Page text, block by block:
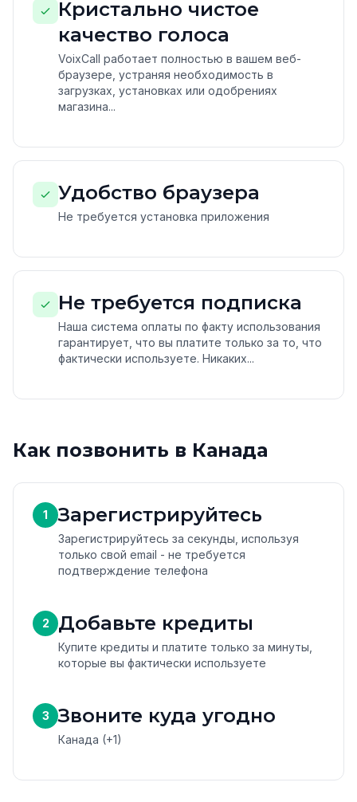
Кристально чистое
качество голоса
VoixCall работает полностью в вашем веб-
браузере, устраняя необходимость в
загрузках, установках или одобрениях
магазина...
Удобство браузера
Не требуется установка приложения
Не требуется подписка
Наша система оплаты по факту использования
гарантирует, что вы платите только за то, что
фактически используете. Никаких...
Как позвонить в Канада
1 Зарегистрируйтесь
Зарегистрируйтесь за секунды, используя
только свой email - не требуется
подтверждение телефона
2 Добавьте кредиты
Купите кредиты и платите только за минуты,
которые вы фактически используете
3 Звоните куда угодно
Канада (+1)